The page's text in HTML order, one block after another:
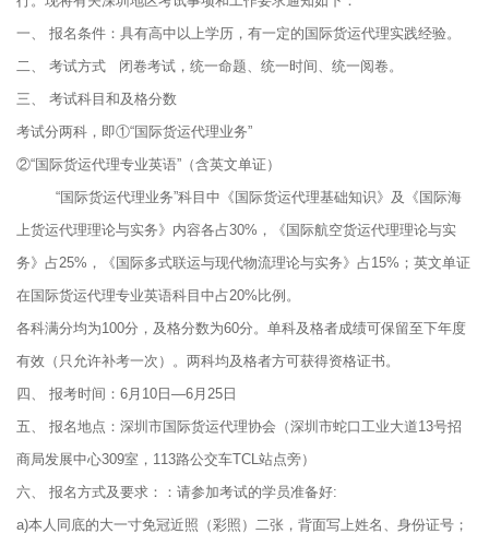
一、 报名条件：具有高中以上学历，有一定的国际货运代理实践经验。
二、 考试方式 闭卷考试，统一命题、统一时间、统一阅卷。
三、 考试科目和及格分数
考试分两科，即①“国际货运代理业务”
②“国际货运代理专业英语”（含英文单证）
“国际货运代理业务”科目中《国际货运代理基础知识》及《国际海
上货运代理理论与实务》内容各占30%，《国际航空货运代理理论与实
务》占25%，《国际多式联运与现代物流理论与实务》占15%；英文单证
在国际货运代理专业英语科目中占20%比例。
各科满分均为100分，及格分数为60分。单科及格者成绩可保留至下年度
有效（只允许补考一次）。两科均及格者方可获得资格证书。
四、 报考时间：6月10日—6月25日
五、 报名地点：深圳市国际货运代理协会（深圳市蛇口工业大道13号招
商局发展中心309室，113路公交车TCL站点旁）
六、 报名方式及要求：：请参加考试的学员准备好:
a)本人同底的大一寸免冠近照（彩照）二张，背面写上姓名、身份证号；